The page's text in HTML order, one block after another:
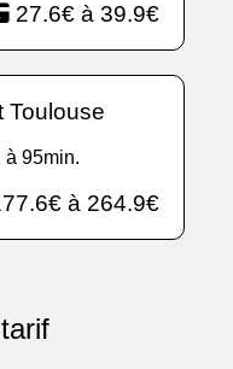
27.6€ à 39.9€
Toulouse
à 95min.
à 264.9€